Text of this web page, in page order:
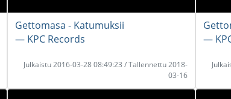
Gettomasa - Katumuksii
― KPC Records
Julkaistu 2016-03-28 08:49:23 / Tallennettu 2018-
03-16
―